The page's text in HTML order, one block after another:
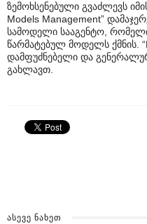
ზემოხსენებული გვაძლევს
Models Management”
სამოდელი სააგენტო,
წარმატებულ მოდელს ქმნის.
დამფუძნებელი და
გახლავთ.
ᲐᲡᲔᲕᲔ ᲜᲐᲮᲔᲗ